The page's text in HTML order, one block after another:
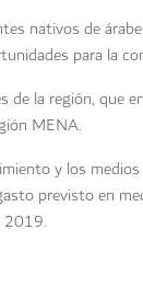
nativos de
para la
de la región,
MENA.
y los
previsto en
2019.